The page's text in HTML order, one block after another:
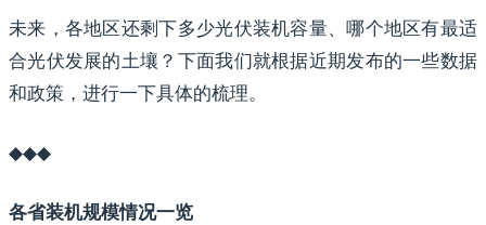
未来，各地区还剩下多少光伏装机容量、哪个地区有最适
合光伏发展的土壤？下面我们就根据近期发布的一些数据
和政策，进行一下具体的梳理。
◆◆◆
各省装机规模情况一览